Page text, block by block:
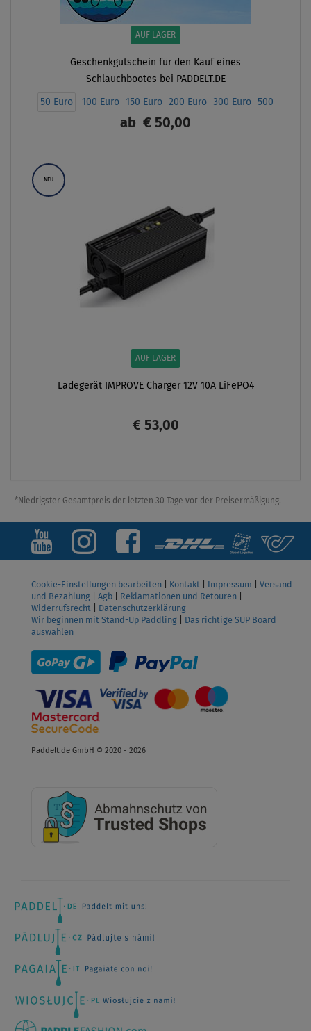
AUF LAGER
Geschenkgutschein für den Kauf eines
Schlauchbootes bei PADDELT.DE
50 Euro 100 Euro 150 Euro 200 Euro 300 Euro
500
Euro
ab € 50,00
NEU
AUF LAGER
Ladegerät IMPROVE Charger 12V 10A LiFePO4
€ 53,00
*Niedrigster Gesamtpreis der letzten 30 Tage vor der Preisermäßigung.
Cookie-Einstellungen bearbeiten Kontakt Impressum
Versand
und Bezahlung
Agb Reklamationen und Retouren
Widerrufsrecht
Datenschutzerklärung
Wir beginnen mit Stand-Up Paddling
Das richtige SUP Board
auswählen
Paddelt.de GmbH © 2020 - 2026